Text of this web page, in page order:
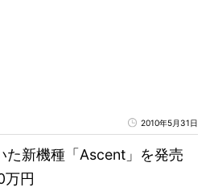
2010年5月31日
た新機種「Ascent」を発売
円